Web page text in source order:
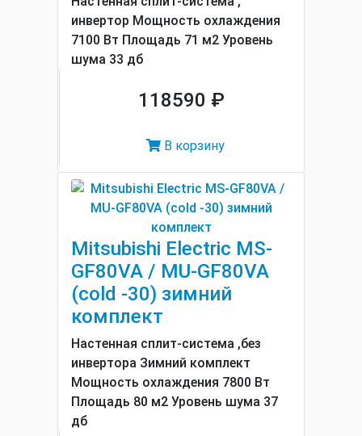
инвертор Мощность охлаждения
7100 Вт Площадь 71 м2 Уровень
шума 33 дб
118590 ₽
В корзину
Mitsubishi Electric MS-
GF80VA / MU-GF80VA
(cold -30) зимний
комплект
Настенная сплит-система ,без
инвертора Зимний комплект
Мощность охлаждения 7800 Вт
Площадь 80 м2 Уровень шума 37
дб